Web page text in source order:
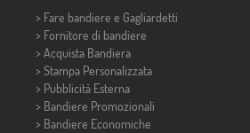
> Fare bandiere e Gagliardetti
> Fornitore di bandiere
> Acquista Bandiera
> Stampa Personalizzata
> Pubblicità Esterna
> Bandiere Promozionali
> Bandiere Economiche